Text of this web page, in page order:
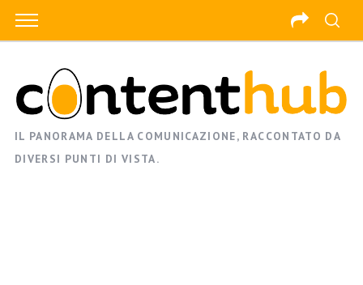
IL PANORAMA DELLA COMUNICAZIONE, RACCONTATO DA
DIVERSI PUNTI DI VISTA.